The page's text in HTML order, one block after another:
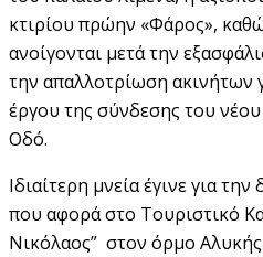
κτιρίου πρώην «Φάρος»,
ανοίγονται μετά την
την απαλλοτρίωση ακινήτων
έργου της σύνδεσης του
Οδό.
Ιδιαίτερη μνεία έγινε για
που αφορά στο Τουριστικό
Νικόλαος” στον όρμο Αλυκής